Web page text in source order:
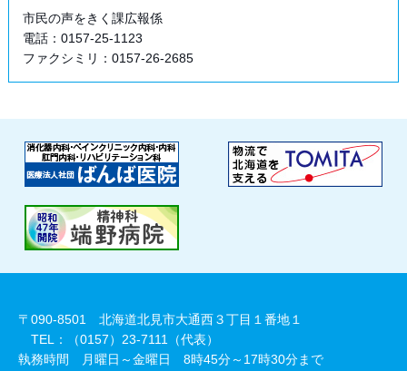
市民の声をきく課広報係
電話：0157-25-1123
ファクシミリ：0157-26-2685
〒090-8501 北海道北見市大通西３丁目１番地１
TEL：（0157）23-7111（代表）
執務時間 月曜日～金曜日 8時45分～17時30分まで